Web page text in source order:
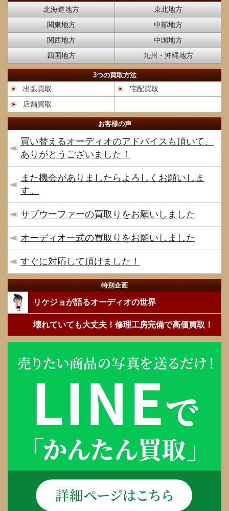
北海道地方
東北地方
関東地方
中部地方
関西地方
中国地方
四国地方
九州・沖縄地方
3つの買取方法
出張買取
宅配買取
店舗買取
お客様の声
買い替えるオーディオのアドバイスも頂いて、
ありがとうございました！
また機会がありましたらよろしくお願いしま
す。
サブウーファーの買取りをお願いしました
オーディオ一式の買取りをお願いしました
すぐに対応して頂けました！
特別企画
リケジョが語るオーディオの世界
壊れていても大丈夫！修理工房完備で高価買取！